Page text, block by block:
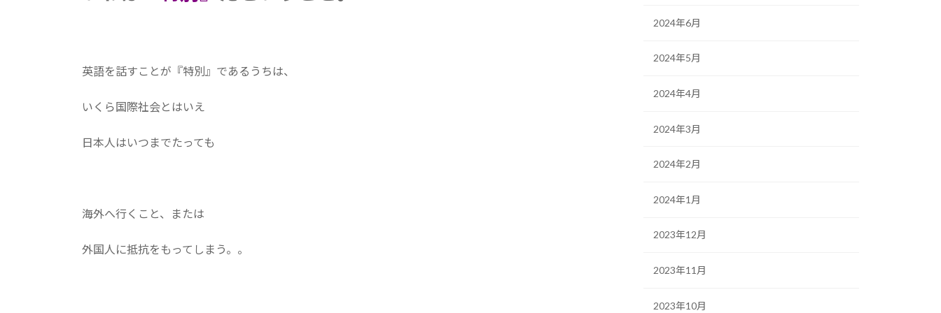
英語を話すことが『特別』であるうちは、
いくら国際社会とはいえ
日本人はいつまでたっても
海外へ行くこと、または
外国人に抵抗をもってしまう。。
2024年6月
2024年5月
2024年4月
2024年3月
2024年2月
2024年1月
2023年12月
2023年11月
2023年10月